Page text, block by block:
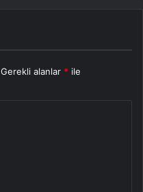
Gerekli alanlar * ile